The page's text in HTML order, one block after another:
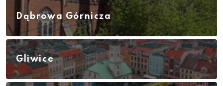
Dąbrowa Górnicza
Gliwice